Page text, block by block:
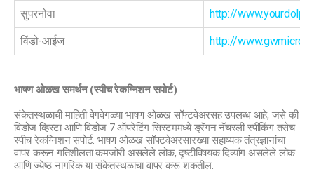
सुपरनोवा http://
विंडो-आईज http://
भाषण ओळख समर्थन (स्पीच रेकग्निशन सपोर्ट)
संकेतस्थळाची माहिती वेगवेगळ्या भाषण ओळख सॉफ्टवेअरसह उपलब्ध आहे, जसे की
विंडोज व्हिस्टा आणि विंडोज 7 ऑपरेटिंग सिस्टममध्ये ड्रॅगन नॅचरली स्पीकिंग तसेच
स्पीच रेकग्निशन सपोर्ट. भाषण ओळख सॉफ्टवेअरसारख्या सहाय्यक तंत्रज्ञानांचा
वापर करून गतिशीलता कमजोरी असलेले लोक, दृष्टीविषयक दिव्यांग असलेले लोक
आणि ज्येष्ठ नागरिक या संकेतस्थळाचा वापर करू शकतील.